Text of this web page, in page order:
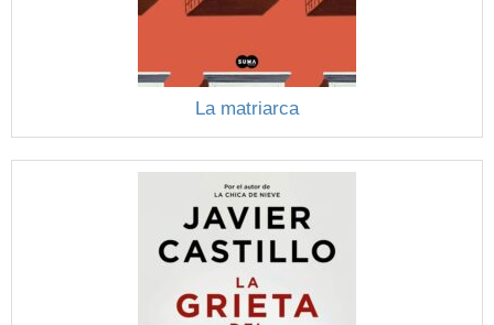
La matriarca